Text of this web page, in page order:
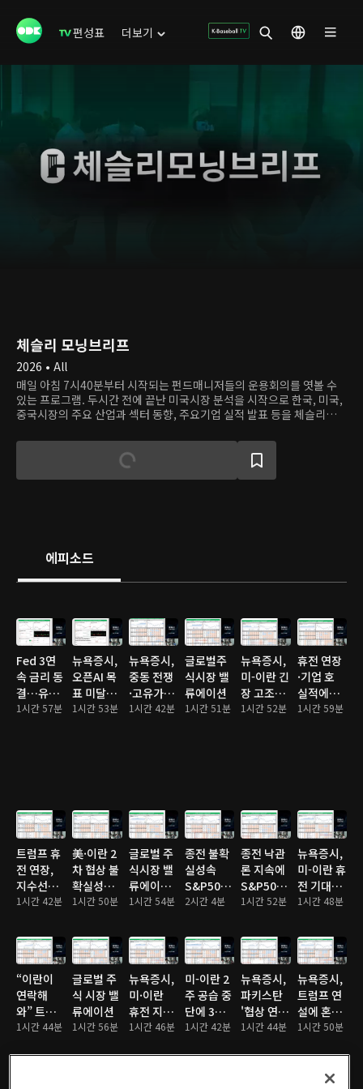
편성표 더보기
체슬리 모닝브리프
2026 • All
매일 아침 7시40분부터 시작되는 펀드매니저들의 운용회의를 엿볼 수
있는 프로그램. 두시간 전에 끝난 미국시장 분석을 시작으로 한국, 미국,
중국시장의 주요 산업과 섹터 동향, 주요기업 실적 발표 등을 체슬리투자
이 보여준다.
에피소드
Fed 3연
속 금리 동
결…유가
급등에 혼
1시간 57분
뉴욕증시,
오픈AI 목
표 미달에
기술주 ‘비
1시간 53분
뉴욕증시,
중동 전쟁
·고유가에
도 상승…
1시간 42분
글로벌주
식시장 밸
류에이션
1시간 51분
뉴욕증시,
미-이란 긴
장 고조에
일제히 하
1시간 52분
휴전 연장
·기업 호
실적에…
S&P·나스
1시간 59분
트럼프 휴
전 연장,
지수선물
일제 랠
닥 0.45%
1시간 42분
美·이란 2
차 협상 불
확실성에
주요 지수
1시간 50분
글로벌 주
식시장 밸
류에이션
체크
1시간 54분
종전 불확
실성속
S&P500·
나스닥 이
고치 경신
2시간 4분
종전 낙관
론 지속에
S&P500·
나스닥 사
1시간 52분
뉴욕증시,
미-이란 휴
전 기대감
에 강세 마
라
3.34%↑
1시간 48분
“이란이
연락해
와” 트럼
프 발언에
일제히 상
1시간 44분
글로벌 주
식 시장 밸
류에이션
1시간 56분
뉴욕증시,
미·이란
휴전 지속
기대감에
스닥
1시간 46분
미-이란 2
주 공습 중
단에 3대
지수 일제
우
1시간 42분
뉴욕증시,
파키스탄
'협상 연
장' 요청에
감…나스
1시간 44분
뉴욕증시,
트럼프 연
설에 혼조
마감…테
5.4%↓
1시간 50분